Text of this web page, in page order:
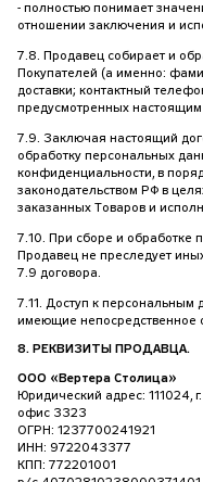
- полностью понимает
отношении заключения и
7.8. Продавец собирает и
Покупателей (а именно:
доставки; контактный
предусмотренных настоящим
7.9. Заключая настоящий
обработку персональных
конфиденциальности, в
законодательством РФ в
заказанных Товаров и
7.10. При сборе и обработке
Продавец не преследует
7.9 договора.
7.11. Доступ к персональным
имеющие непосредственное
8. РЕКВИЗИТЫ ПРОДАВЦА.
ООО «Вертера Столица»
Юридический адрес: 111024,
офис 3323
ОГРН: 1237700241921
ИНН: 9722043377
КПП: 772201001